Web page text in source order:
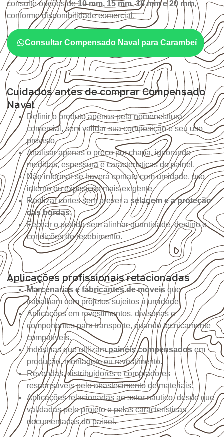
consulte opções de10 mm, 15 mm, 18 mm e 20 mm,
conforme disponibilidade comercial.
Consultar Compensado Naval para Carambeí
Cuidados antes de comprar Compensado
Naval
Definir o produto apenas pela nomenclatura
comercial, sem validar sua composição e seu uso
previsto.
Analisar apenas o preço por chapa, ignorando
medidas, espessura e características do painel.
Não informar se haverá contato com umidade, uso
interno ou exposição mais exigente.
Realizar cortes sem prever a selagem e a proteção
das bordas.
Fechar o pedido sem alinhar quantidade, destino e
condições de recebimento.
Aplicações profissionais relacionadas
Marcenarias e fabricantes de móveis que
trabalham com projetos sujeitos à umidade.
Aplicações em revestimentos, divisórias e
componentes para transporte, quando tecnicamente
compatíveis.
Indústrias que utilizampainéis compensados em
produção, montagem ou revestimento.
Revendas, distribuidores e compradores
responsáveis pelo abastecimento de materiais.
Aplicações relacionadas ao setor náutico, desde que
validadas pelo projeto e pelas características
documentadas do painel.